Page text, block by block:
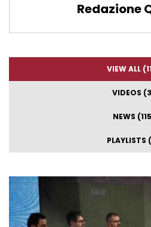
Redazione
VIEW ALL
VIDEOS
NEWS
PLAYLISTS